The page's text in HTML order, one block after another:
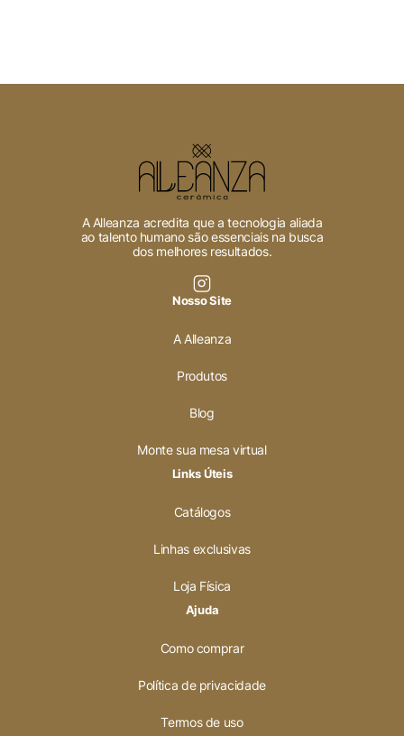
A Alleanza acredita que a tecnologia aliada
ao talento humano são essenciais na busca
dos melhores resultados.
Nosso Site
A Alleanza
Produtos
Blog
Monte sua mesa virtual
Links Úteis
Catálogos
Linhas exclusivas
Loja Física
Ajuda
Como comprar
Política de privacidade
Termos de uso